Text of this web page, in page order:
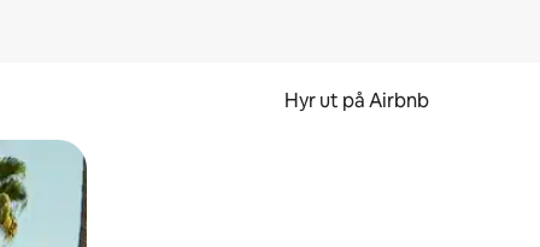
Hyr ut på Airbnb